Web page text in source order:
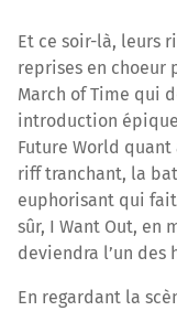
Et ce soir-là, leurs
reprises en choeur
March of Time qui
introduction
Future World
riff tranchant, la
euphorisant qui
sûr, I Want Out, en
deviendra l’un des
En regardant la